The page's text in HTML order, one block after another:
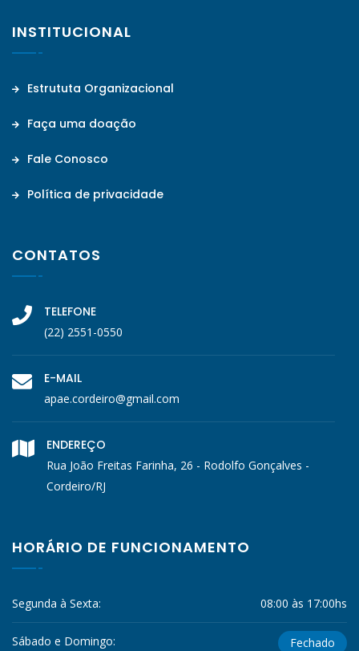
INSTITUCIONAL
Estrututa Organizacional
Faça uma doação
Fale Conosco
Política de privacidade
CONTATOS
TELEFONE
(22) 2551-0550
E-MAIL
apae.cordeiro@gmail.com
ENDEREÇO
Rua João Freitas Farinha, 26 - Rodolfo Gonçalves -
Cordeiro/RJ
HORÁRIO DE FUNCIONAMENTO
Segunda à Sexta: 08:00 às 17:00hs
Sábado e Domingo: Fechado